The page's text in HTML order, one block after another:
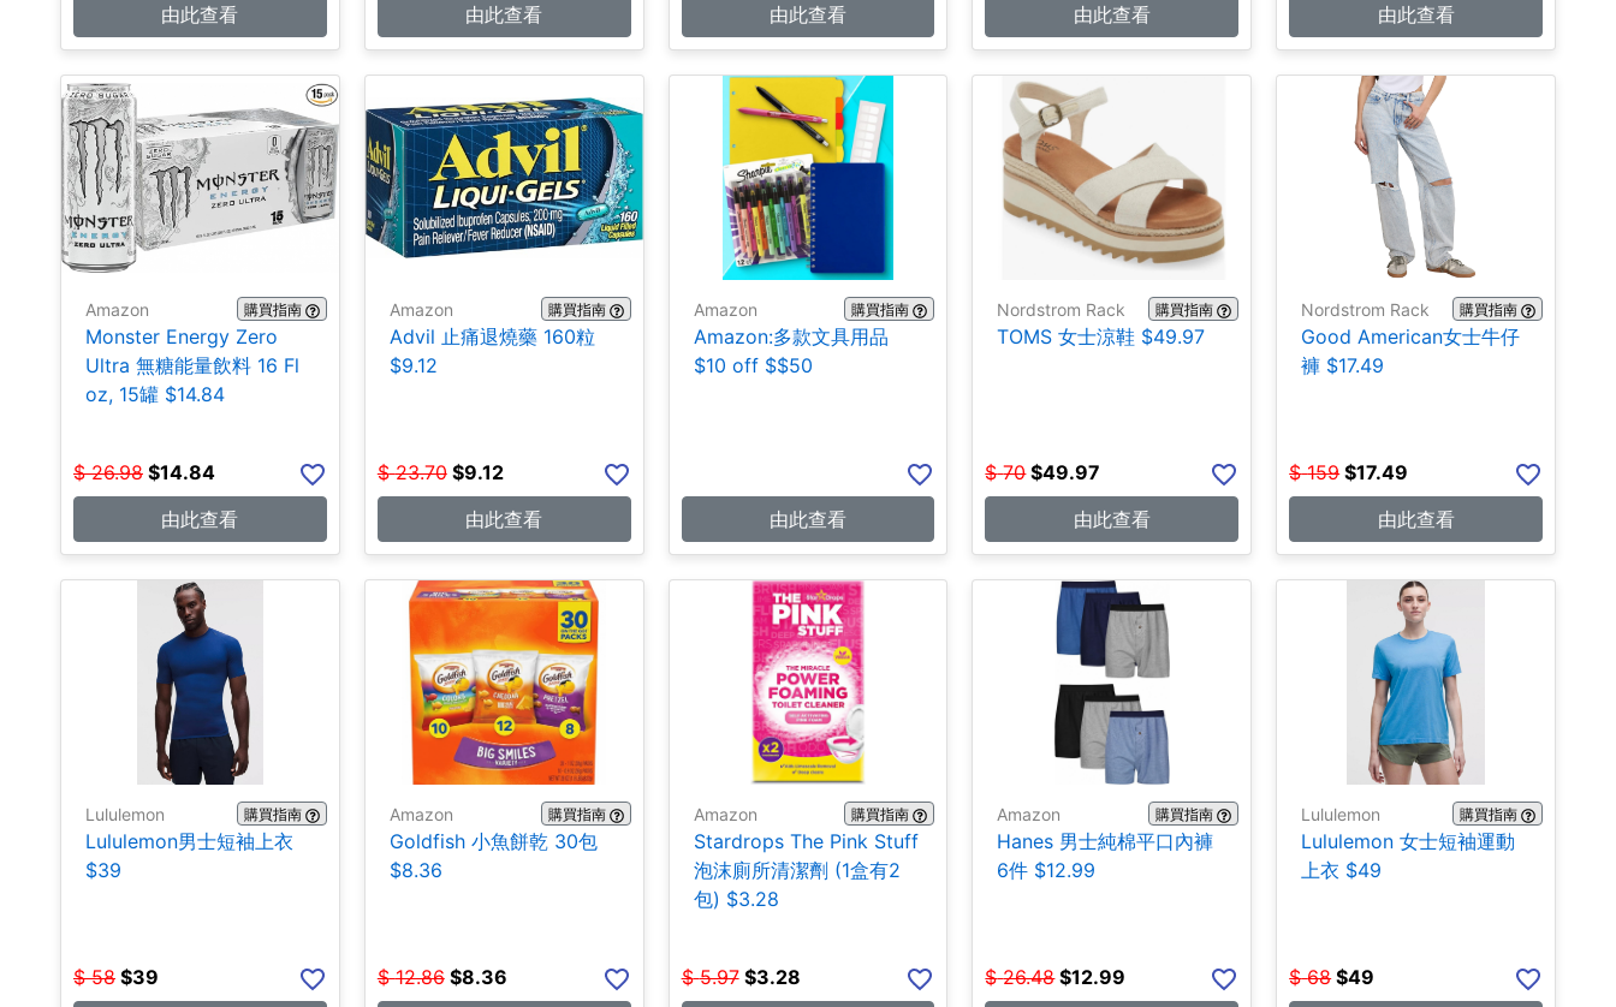
由此查看
由此查看
由此查看
由此查看
由此查看
Amazon 購買指南
Monster Energy Zero
Ultra 無糖能量飲料 16 Fl
oz, 15罐 $14.84
$ 26.98 $14.84
由此查看
Amazon 購買指南
Advil 止痛退燒藥 160粒
$9.12
$ 23.70 $9.12
由此查看
Amazon 購買指南
Amazon:多款文具用品
$10 off $$50
由此查看
Nordstrom Rack 購買指南
TOMS 女士涼鞋 $49.97
$ 70 $49.97
由此查看
Nordstrom Rack 購買指南
Good American女士牛仔
褲 $17.49
$ 159 $17.49
由此查看
Lululemon 購買指南
Lululemon男士短袖上衣
$39
$ 58 $39
Amazon 購買指南
Goldfish 小魚餅乾 30包
$8.36
$ 12.86 $8.36
Amazon 購買指南
Stardrops The Pink Stuff
泡沫廁所清潔劑 (1盒有2
包) $3.28
$ 5.97 $3.28
Amazon 購買指南
Hanes 男士純棉平口內褲
6件 $12.99
$ 26.48 $12.99
Lululemon 購買指南
Lululemon 女士短袖運動
上衣 $49
$ 68 $49